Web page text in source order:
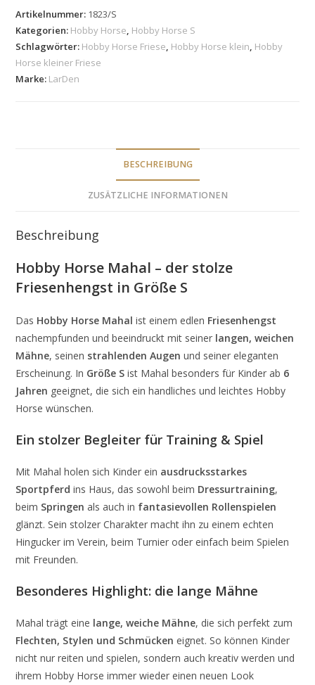
Artikelnummer: 1823/S
Kategorien: Hobby Horse, Hobby Horse S
Schlagwörter: Hobby Horse Friese, Hobby Horse klein, Hobby
Horse kleiner Friese
Marke: LarDen
BESCHREIBUNG
ZUSÄTZLICHE INFORMATIONEN
Beschreibung
Hobby Horse Mahal – der stolze
Friesenhengst in Größe S
Das Hobby Horse Mahal ist einem edlen Friesenhengst
nachempfunden und beeindruckt mit seiner langen, weichen
Mähne, seinen strahlenden Augen und seiner eleganten
Erscheinung. In Größe S ist Mahal besonders für Kinder ab 6
Jahren geeignet, die sich ein handliches und leichtes Hobby
Horse wünschen.
Ein stolzer Begleiter für Training & Spiel
Mit Mahal holen sich Kinder ein ausdrucksstarkes
Sportpferd ins Haus, das sowohl beim Dressurtraining,
beim Springen als auch in fantasievollen Rollenspielen
glänzt. Sein stolzer Charakter macht ihn zu einem echten
Hingucker im Verein, beim Turnier oder einfach beim Spielen
mit Freunden.
Besonderes Highlight: die lange Mähne
Mahal trägt eine lange, weiche Mähne, die sich perfekt zum
Flechten, Stylen und Schmücken eignet. So können Kinder
nicht nur reiten und spielen, sondern auch kreativ werden und
ihrem Hobby Horse immer wieder einen neuen Look